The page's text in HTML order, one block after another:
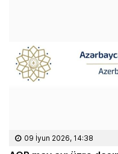
09 İyun 2026, 14:38